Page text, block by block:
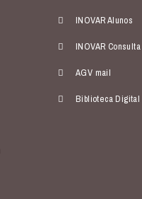
INOVAR Alunos
INOVAR Consulta
AGV mail
Biblioteca Digital